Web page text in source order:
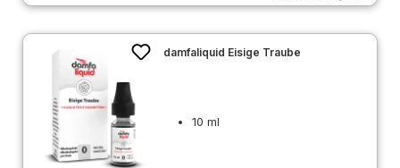
damfaliquid Eisige Traube
10 ml